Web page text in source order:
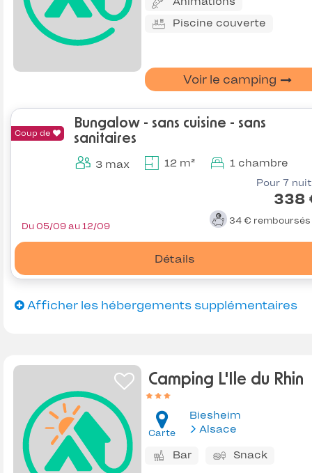
Piscine couverte
Voir le camping
Coup de
Bungalow - sans cuisine - sans
sanitaires
3 max 12 m² 1 chambre
Pour 7
338
34 € remboursés
Détails
Du 05/09 au 12/09
Afficher les hébergements supplémentaires
Camping L'Ile du Rhin
Carte
Biesheim
Alsace
Bar Snack